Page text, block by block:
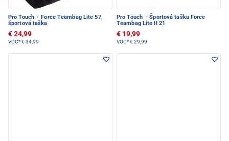
Pro Touch · Force Teambag Lite 57,
športová taška
€ 24,99
VOC*€ 34,99
Pro Touch · Športová taška Force
Teambag Lite II 21
€ 19,99
VOC*€ 29,99